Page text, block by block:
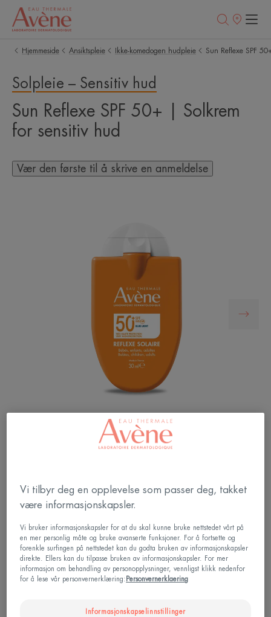
Utsalgssteder
Hjemmeside Ansiktspleie Ikke-komedogen hudpleie Sun Reflexe SPF
Solpleie – Sensitiv hud
Sun Reflexe SPF 50+ | Solkrem
for sensitiv hud
Vær den første til å skrive en anmeldelse
parfymefri. Meget høy beskyttelse mot UVA, UVB
og høyenergi blått lys. Kan brukes av babyer, barn
Ultra bredspektret beskyttelse
formuleringen inneholder TriAsorB filter: Pierre
høyenergi blått lys, utover UV-er
Vi tilbyr deg en opplevelse som passer deg, takket
være informasjonskapsler.
Vi bruker informasjonskapsler for at du skal kunne bruke nettstedet vårt på
en mer personlig måte og bruke avanserte funksjoner. For å fortsette og
forenkle surfingen på nettstedet kan du godta bruken av informasjonskapsler
direkte. Ellers kan du tilpasse bruken av informasjonskapsler. For mer
informasjon om behandling av personopplysninger, vennligst klikk nedenfor
for å lese vår personvernerklæring: Personvernerklaering
Informasjonskapselinnstillinger